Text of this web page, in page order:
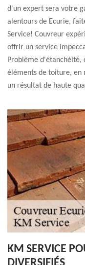
d'un expert sera votre
alentours de Ecurie,
Service! Couvreur
offrir un service
Problème d'étanchéité,
éléments de toiture, en
un résultat de haute
KM SERVICE